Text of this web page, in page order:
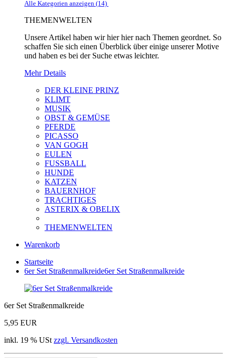
Alle Kategorien anzeigen (14)
THEMENWELTEN
Unsere Artikel haben wir hier hier nach Themen geordnet. So
schaffen Sie sich einen Überblick über einige unserer Motive
und haben es bei der Suche etwas leichter.
Mehr Details
DER KLEINE PRINZ
KLIMT
MUSIK
OBST & GEMÜSE
PFERDE
PICASSO
VAN GOGH
EULEN
FUSSBALL
HUNDE
KATZEN
BAUERNHOF
TRACHTIGES
ASTERIX & OBELIX
THEMENWELTEN
Warenkorb
Startseite
6er Set Straßenmalkreide6er Set Straßenmalkreide
6er Set Straßenmalkreide
5,95 EUR
inkl. 19 % USt zzgl. Versandkosten